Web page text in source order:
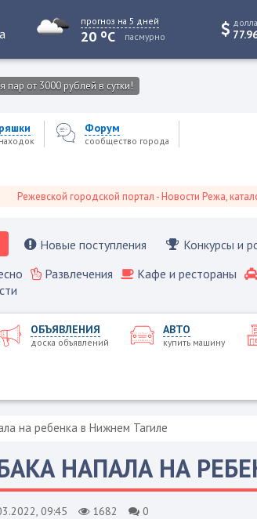
прогноз на 5 дней
20 oC пасмурно
пар от 3000 рублей в сутки!
Форум
сообщество города
городской портал - Новости Режа, каталог
Новые поступления Конкурсы и
Развлечения Кафе и рестораны
ОБЪЯВЛЕНИЯ
доска объявлений
АВТО
купить машину
на ребенка в Нижнем Тагиле
НАПАЛА НА
09:45 1682 0